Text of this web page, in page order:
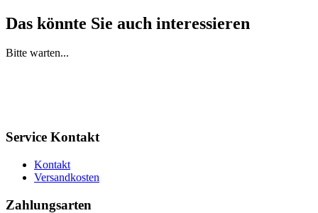
Das könnte Sie auch interessieren
Bitte warten...
Service Kontakt
Kontakt
Versandkosten
Zahlungsarten